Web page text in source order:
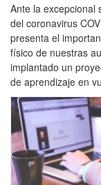
Ante la excepcional
del coronavirus
presenta el
físico de nuestras
implantado un
de aprendizaje en